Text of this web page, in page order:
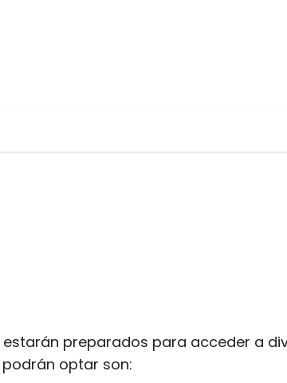
preparados para acceder a
optar son: